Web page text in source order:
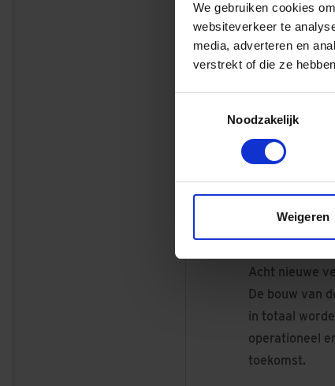
We gebruiken cookies
websiteverkeer te
media, adverteren en
verstrekt of die ze
Noodzakelijk
Weigeren
Dat er bij het
omgeving sluit
het gebruik
Acht nieuwe
De bouw van
in totaal
operationeel
toekomst.